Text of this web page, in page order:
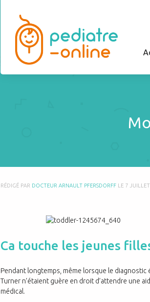
RÉDIGÉ PAR DOCTEUR ARNAULT PFERSDORFF LE 7
Ca touche les jeunes
Pendant longtemps, même lorsque le
Turner n’étaient guère en droit d’attendre une
médical.